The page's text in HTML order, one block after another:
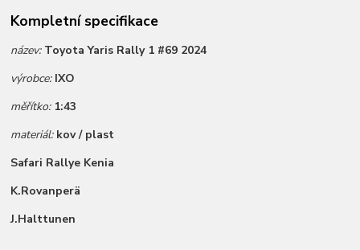
Kompletní specifikace
název: Toyota Yaris Rally 1 #69 2024
výrobce: IXO
měřítko: 1:43
materiál: kov / plast
Safari Rallye Kenia
K.Rovanperä
J.Halttunen